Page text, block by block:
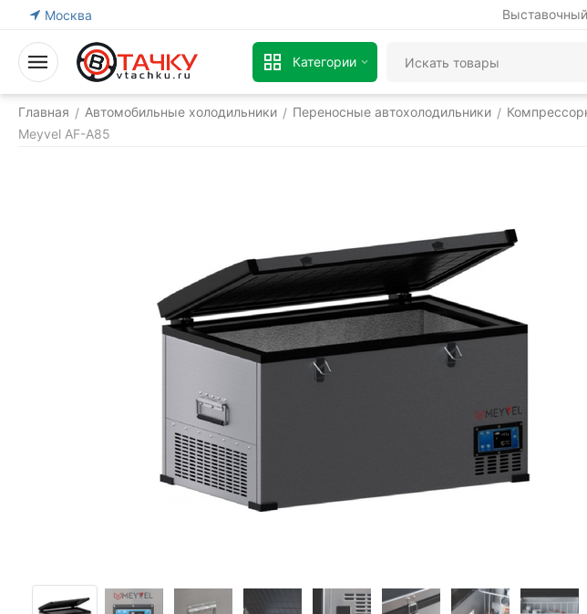
Москва
Категории
Главная / Автомобильные холодильники / Переносные автохолодильники /
Meyvel AF-A85